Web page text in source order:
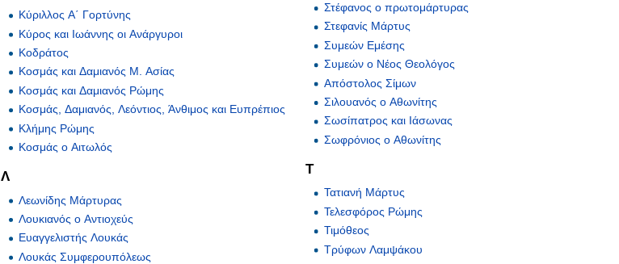
Κύριλλος Α΄ Γορτύνης
Κύρος και Ιωάννης οι Ανάργυροι
Κοδράτος
Κοσμάς και Δαμιανός Μ. Ασίας
Κοσμάς και Δαμιανός Ρώμης
Κοσμάς, Δαμιανός, Λεόντιος, Άνθιμος και Ευπρέπιος
Κλήμης Ρώμης
Κοσμάς ο Αιτωλός
Λ
Λεωνίδης Μάρτυρας
Λουκιανός ο Αντιοχεύς
Ευαγγελιστής Λουκάς
Λουκάς Συμφερουπόλεως
Στέφανος ο πρωτομάρτυρας
Στεφανίς Μάρτυς
Συμεών Εμέσης
Συμεών ο Νέος Θεολόγος
Απόστολος Σίμων
Σιλουανός ο Αθωνίτης
Σωσίπατρος και Ιάσωνας
Σωφρόνιος ο Αθωνίτης
Τ
Τατιανή Μάρτυς
Τελεσφόρος Ρώμης
Τιμόθεος
Τρύφων Λαμψάκου